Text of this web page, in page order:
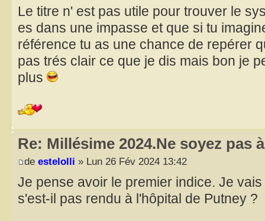
Le titre n' est pas utile pour trouver le
es dans une impasse et que si tu
référence tu as une chance de repérer
pas trés clair ce que je dis mais bon je
plus
Re: Millésime 2024.Ne soyez pas
de estelolli » Lun 26 Fév 2024 13:42
Je pense avoir le premier indice. Je
s'est-il pas rendu à l'hôpital de Putney ?